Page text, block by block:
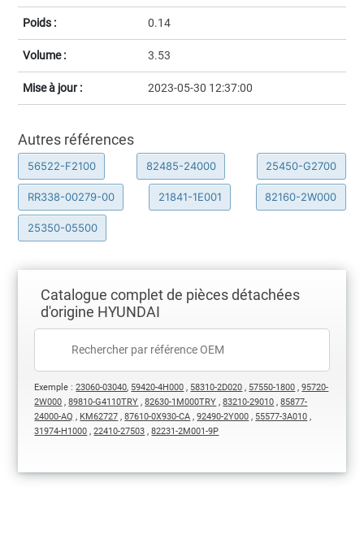
Poids : 0.14
Volume : 3.53
Mise à jour : 2023-05-30 12:37:00
Autres références
56522-F2100 82485-24000 25450-G2700
RR338-00279-00 21841-1E001 82160-2W000
25350-05500
Catalogue complet de pièces détachées
d'origine HYUNDAI
Exemple :23060-03040, 59420-4H000 , 58310-2D020 , 57550-1800 ,95720-
2W000 ,89810-G4110TRY ,82630-1M000TRY ,83210-29010 ,85877-
24000-AQ , KM62727 ,87610-0X930-CA ,92490-2Y000 , 55577-3A010 ,
31974-H1000 ,22410-27503 ,82231-2M001-9P